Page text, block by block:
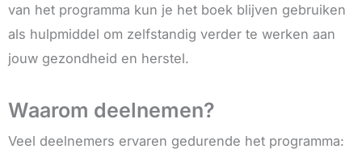
van het programma kun je het boek blijven gebruiken
als hulpmiddel om zelfstandig verder te werken aan
jouw gezondheid en herstel.
Waarom deelnemen?
Veel deelnemers ervaren gedurende het programma: